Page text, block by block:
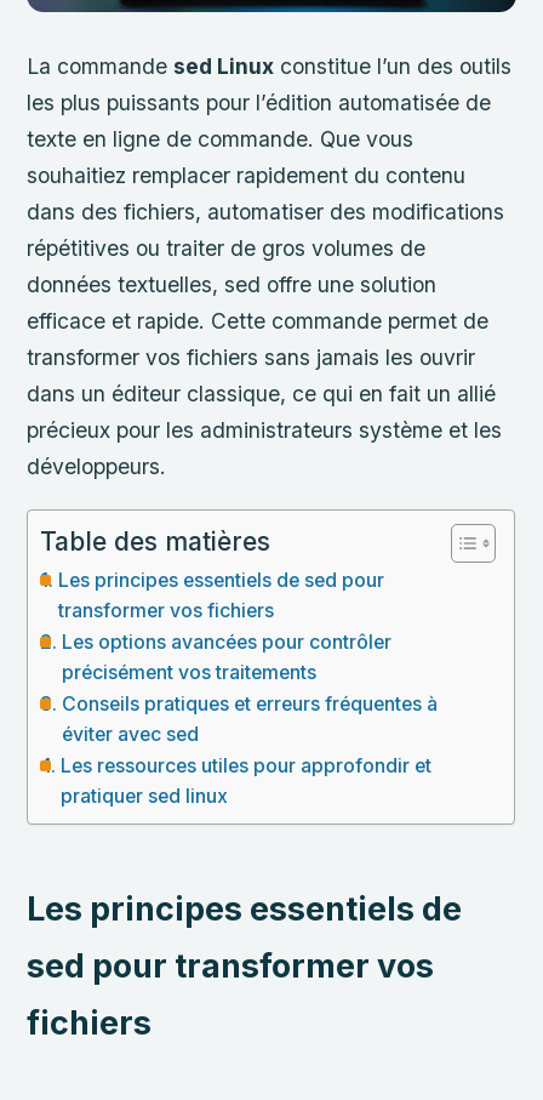
La commandesed Linux constitue l’un des outils
les plus puissants pour l’édition automatisée de
texte en ligne de commande. Que vous
souhaitiez remplacer rapidement du contenu
dans des fichiers, automatiser des modifications
répétitives ou traiter de gros volumes de
données textuelles, sed offre une solution
efficace et rapide. Cette commande permet de
transformer vos fichiers sans jamais les ouvrir
dans un éditeur classique, ce qui en fait un allié
précieux pour les administrateurs système et les
développeurs.
Table des matières
Les principes essentiels de sed pour
transformer vos fichiers
Les options avancées pour contrôler
précisément vos traitements
Conseils pratiques et erreurs fréquentes à
éviter avec sed
Les ressources utiles pour approfondir et
pratiquer sed linux
Les principes essentiels de
sed pour transformer vos
fichiers